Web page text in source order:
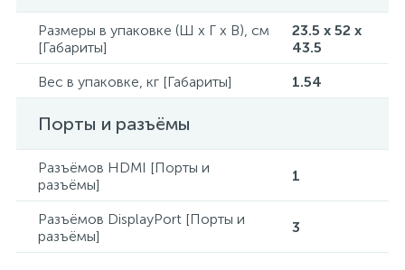
Размеры в упаковке (Ш x Г x В), см
[Габариты]
23.5 x 52 x
43.5
Вес в упаковке, кг [Габариты]
1.54
Порты и разъёмы
Разъёмов HDMI [Порты и
разъёмы]
1
Разъёмов DisplayPort [Порты и
разъёмы]
3